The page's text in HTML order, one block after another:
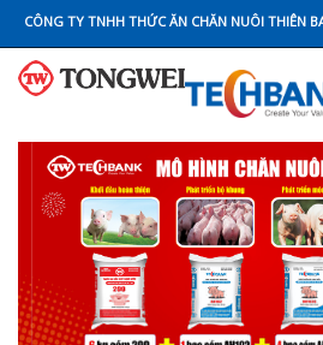
CÔNG TY TNHH THỨC ĂN CHĂN NUÔI THIÊN